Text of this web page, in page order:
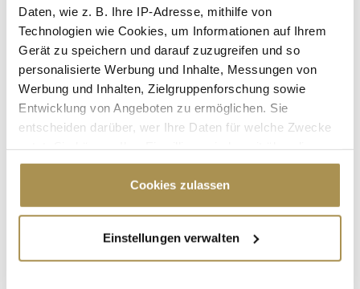
Daten, wie z. B. Ihre IP-Adresse, mithilfe von
Technologien wie Cookies, um Informationen auf Ihrem
Gerät zu speichern und darauf zuzugreifen und so
personalisierte Werbung und Inhalte, Messungen von
Werbung und Inhalten, Zielgruppenforschung sowie
Entwicklung von Angeboten zu ermöglichen. Sie
entscheiden darüber, wer Ihre Daten für welche Zwecke
Cookie-Erklärung oder durch Klicken auf das Privacy
Trigger Symbol ändern oder widerrufen
Informationen über Ihre geografische Lage
erfassen, welche bis auf einige Meter genau sein
Cookies zulassen
Einstellungen verwalten